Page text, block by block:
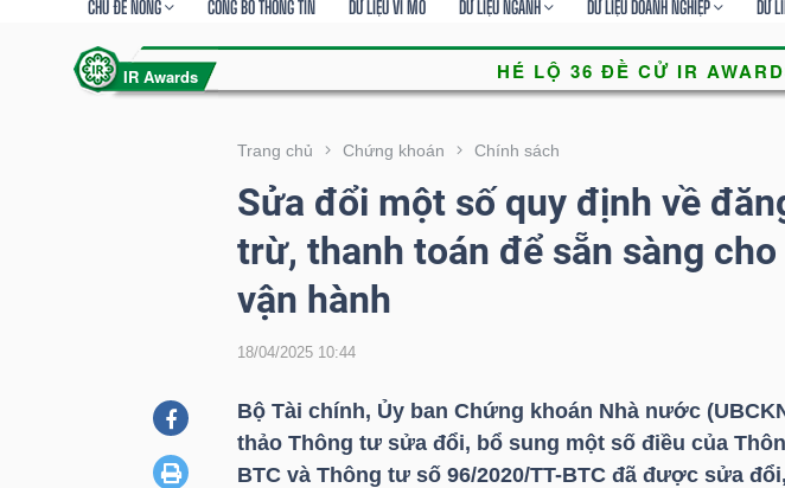
CHỦ ĐỀ NÓNG CÔNG BỐ THÔNG TIN DỮ LIỆU VĨ MÔ DỮ LIỆU NGÀNH DỮ LIỆU DOANH NGHIỆP DỮ
Trang chủ Chứng khoán Chính sách
Sửa đổi một số quy định về
trừ, thanh toán để sẵn sàng cho
vận hành
18/04/2025 10:44
Bộ Tài chính, Ủy ban Chứng khoán Nhà nước
thảo Thông tư sửa đổi, bổ sung một số điều của
BTCvà Thông tư số 96/2020/TT-BTCđã được sửa
VIETSTOCK